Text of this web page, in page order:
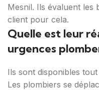
Mesnil. Ils évaluent les
client pour cela.
Quelle est leur
urgences
Ils sont disponibles
Les plombiers se